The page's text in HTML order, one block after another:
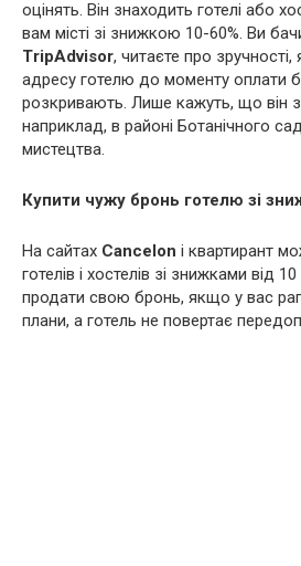
оцінять. Він знаходить готелі або
вам місті зі знижкою 10-60%. Ви
TripAdvisor, читаєте про зручності,
адресу готелю до моменту оплати
розкривають. Лише кажуть, що він
наприклад, в районі Ботанічного
мистецтва.
Купити чужу бронь готелю зі
На сайтах Cancelon і квартирант
готелів і хостелів зі знижками від
продати свою бронь, якщо у вас
плани, а готель не повертає